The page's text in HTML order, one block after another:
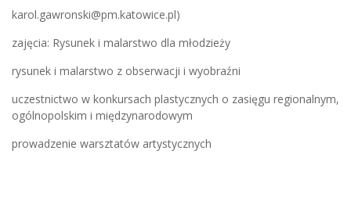
karol.gawronski@pm.katowice.pl)
zajęcia: Rysunek i malarstwo dla młodzieży
rysunek i malarstwo z obserwacji i wyobraźni
uczestnictwo w konkursach plastycznych o zasięgu regionalnym,
ogólnopolskim i międzynarodowym
prowadzenie warsztatów artystycznych